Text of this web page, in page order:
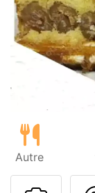
Autre